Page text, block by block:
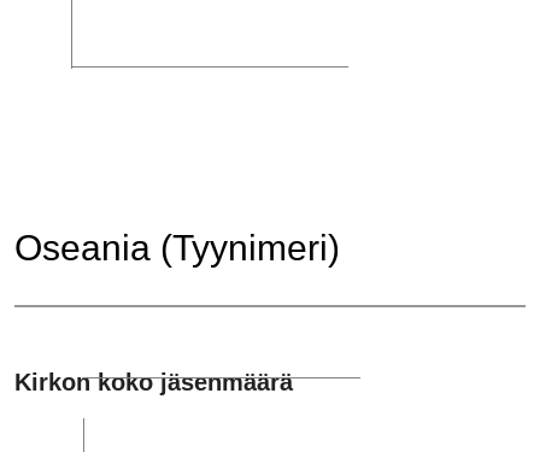
Oseania (Tyynimeri)
Kirkon koko jäsenmäärä